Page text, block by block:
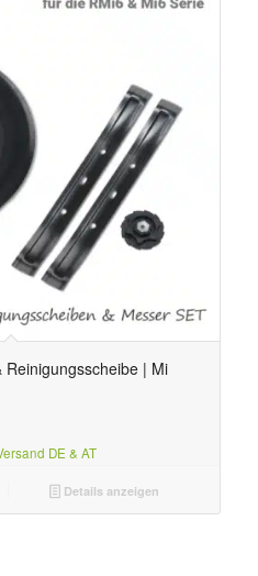
| Mi
DE & AT
Details anzeigen